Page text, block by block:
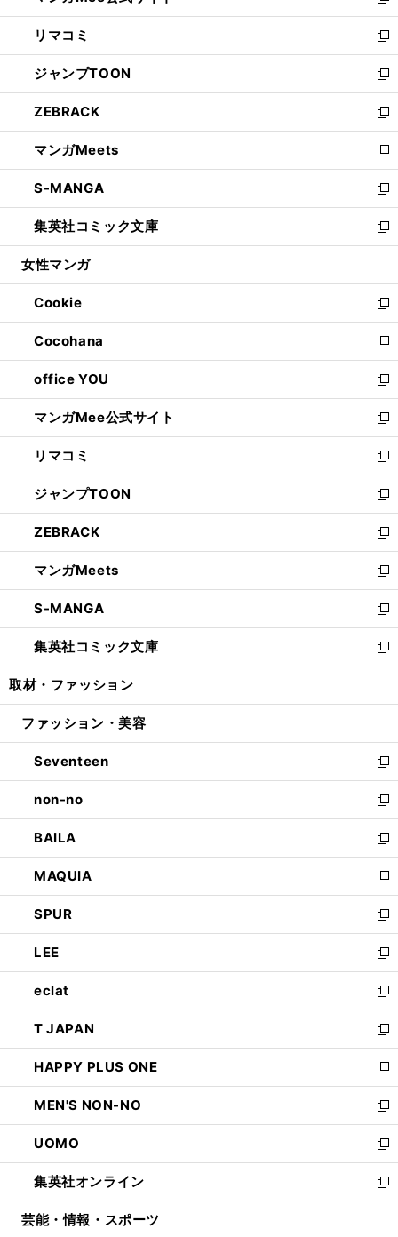
ウ
で
開
く
ン
ド
ウ
で
開
く
ウ
ィ
ン
ド
ウ
で
開
く
し
い
ウ
ィ
ン
ド
ウ
で
開
く
リマコミ
新
し
い
ウ
ィ
ン
ド
ウ
で
開
く
ジャンプTOON
新
し
い
ウ
ィ
ン
ド
ウ
で
開
ZEBRACK
新
し
い
ウ
ィ
ン
ド
ウ
開
く
マンガMeets
新
し
い
ウ
ィ
ン
ウ
で
開
く
S-MANGA
新
し
い
ウ
ン
ド
ウ
で
開
く
集英社コミック文庫
新
し
ウ
ィ
ン
ド
ウ
で
開
く
女性マンガ
Cookie
新
し
い
ウ
ィ
ン
ド
ウ
で
開
く
Cocohana
新
し
い
ウ
ィ
ン
ド
ウ
で
開
く
office YOU
新
し
い
ウ
ィ
ン
ド
ウ
で
開
く
マンガMee公式サイト
新
し
い
ウ
ィ
ン
ド
ウ
で
開
く
リマコミ
新
し
い
ウ
ィ
ン
ド
ウ
で
開
く
ジャンプTOON
新
し
い
ウ
ィ
ン
ド
ウ
で
開
ZEBRACK
新
し
い
ウ
ィ
ン
ド
ウ
開
マンガMeets
新
し
い
ウ
ィ
ン
ウ
開
く
S-MANGA
新
し
い
ウ
ン
ウ
で
開
く
集英社コミック文庫
新
し
ウ
ン
ド
ウ
で
開
く
取材・ファッション
ファッション・美容
Seventeen
新
し
い
ウ
ィ
ン
ド
ウ
で
開
く
non-no
新
し
い
ウ
ィ
ン
ド
ウ
で
開
く
BAILA
新
し
い
ウ
ィ
ン
ド
ウ
で
開
く
MAQUIA
新
し
い
ウ
ィ
ン
ド
ウ
で
開
く
SPUR
新
し
い
ウ
ィ
ン
ド
ウ
で
開
く
LEE
新
し
い
ウ
ィ
ン
ド
ウ
で
開
く
eclat
新
し
い
ウ
ィ
ン
ド
ウ
で
開
く
T JAPAN
新
し
い
ウ
ィ
ン
ド
ウ
で
開
HAPPY PLUS ONE
新
し
い
ウ
ィ
ン
ド
ウ
MEN'S NON-NO
新
し
い
ウ
ィ
ン
UOMO
新
し
い
ウ
集英社オンライン
新
し
芸能・情報・スポーツ